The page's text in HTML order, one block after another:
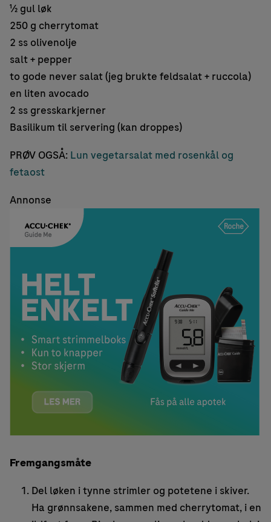
½ gul løk
250 g cherrytomat
2 ss olivenolje
salt + pepper
to gode never salat (jeg brukte feldsalat + ruccola)
en liten avocado
2 ss gresskarkjerner
Basilikum til servering (kan droppes)
PRØV OGSÅ: Lun vegetarsalat med rosenkål og
fetaost
Annonse
Fremgangsmåte
Del løken i tynne strimler og potetene i skiver.
Ha grønnsakene, sammen med cherrytomat, i en